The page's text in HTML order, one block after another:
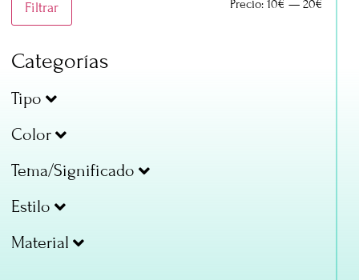
Filtrar Precio: 10€ — 20€
Categorías
Tipo
Color
Tema/Significado
Estilo
Material